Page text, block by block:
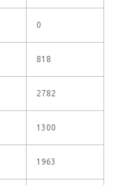
0
818
2782
1300
1963